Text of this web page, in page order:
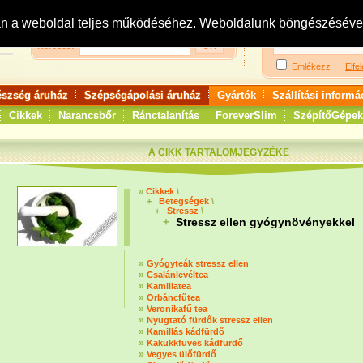
a weboldal teljes működéséhez. Weboldalunk
Keresés:
Bejelentkezés:
Emlékezz
áruház Szépségápolási áruház Gyártók Szállítási
Cikkek Narancsbőr Ránctalanítás ForeverSlim SzépítőGépek
A CIKK TARTALOMJEGYZÉKE
» Cikkek \
+
Betegségek \
+
Stressz \
+ Stressz ellen gyógynövényekkel
» Gyógyteák stressz ellen
» Csalánlevéltea
» Kamillatea
» Orbáncfűtea
» Veronikafű tea
» Nyugtató fürdők stressz ellen
» Kamillás kádfürdő
» Kakukkfüves kádfürdő
» Vegyes ülőfürdő